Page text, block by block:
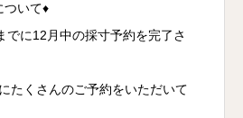
ついて♦️
でに12月中の採寸予約を完了さ
たくさんのご予約をいただいて